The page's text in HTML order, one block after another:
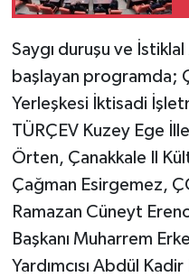
Saygı duruşu ve İstiklal
başlayan programda;
Yerleşkesi İktisadi
TÜRÇEV Kuzey Ege
Örten, Çanakkale Il
Çağman Esirgemez,
Ramazan Cüneyt
Başkanı Muharrem
Yardımcısı Abdül